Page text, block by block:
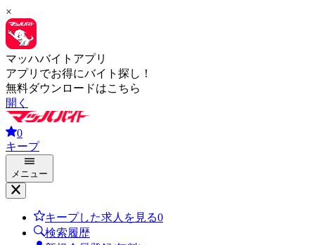
×
マッハバイトアプリ
アプリでお得にバイト探し！
無料ダウンロードはこちら
開く
0
キープ
メニュー
キープした求人を見る0
検索履歴